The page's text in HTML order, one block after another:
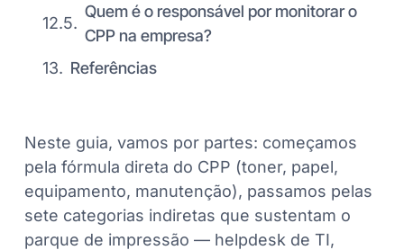
Quem é o responsável por monitorar o
CPP na empresa?
Referências
Neste guia, vamos por partes: começamos
pela fórmula direta do CPP (toner, papel,
equipamento, manutenção), passamos pelas
sete categorias indiretas que sustentam o
parque de impressão — helpdesk de TI,